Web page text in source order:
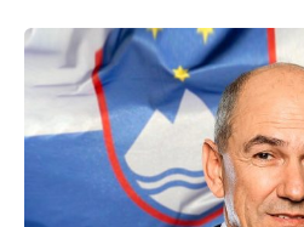
Kosovo*
Crna Gora
Sjeverna
Makedonija
Sjeverna
Makedonija
Srbija
Slovenija
Business &